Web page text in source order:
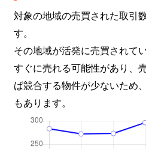
対象の地域の売買された取引
す。
その地域が活発に売買されて
すぐに売れる可能性があり、
ば競合する物件が少ないため
もあります。